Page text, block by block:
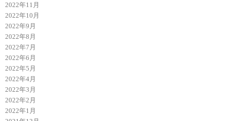
2022年11月
2022年10月
2022年9月
2022年8月
2022年7月
2022年6月
2022年5月
2022年4月
2022年3月
2022年2月
2022年1月